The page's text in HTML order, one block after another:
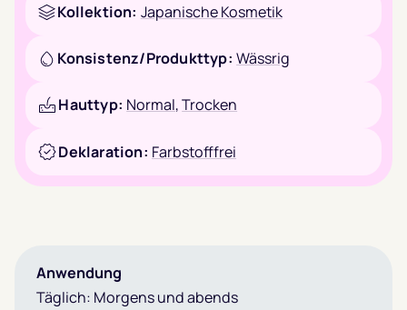
Kollektion: Japanische Kosmetik
Konsistenz/Produkttyp: Wässrig
Hauttyp: Normal,Trocken
Deklaration: Farbstofffrei
Anwendung
Täglich: Morgens und abends